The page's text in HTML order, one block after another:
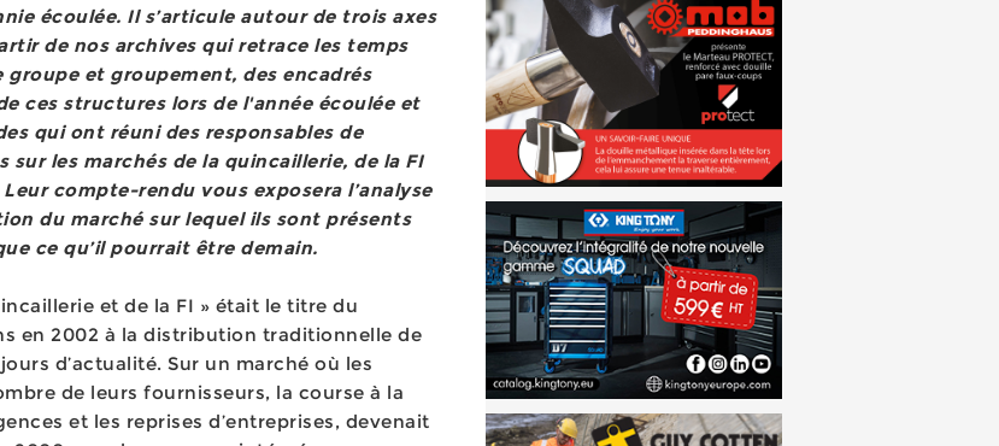
écoulée. Il s’articule autour de trois axes
de nos archives qui retrace les temps
et groupement, des encadrés
ces structures lors de l'année écoulée et
qui ont réuni des responsables de
les marchés de la quincaillerie, de la FI
compte-rendu vous exposera l’analyse
du marché sur lequel ils sont présents
ce qu’il pourrait être demain.
et de la FI » était le titre du
en 2002 à la distribution traditionnelle de
d’actualité. Sur un marché où les
de leurs fournisseurs, la course à la
et les reprises d’entreprises, devenait